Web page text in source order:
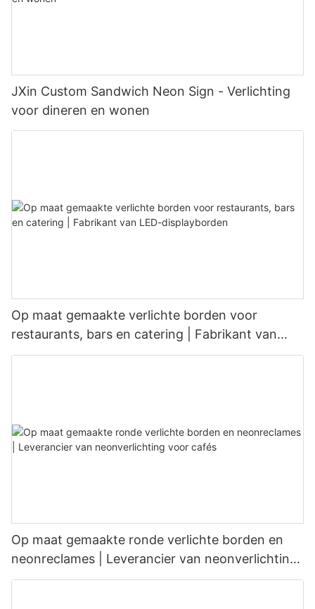
JXin Custom Sandwich Neon Sign - Verlichting
voor dineren en wonen
Op maat gemaakte verlichte borden voor
restaurants, bars en catering | Fabrikant van
LED-displayborden
Op maat gemaakte ronde verlichte borden en
neonreclames | Leverancier van neonverlichting
voor cafés